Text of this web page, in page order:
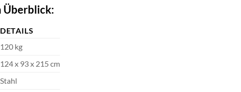
Überblick:
DETAILS
120 kg
124 x 93 x 215 cm
Stahl